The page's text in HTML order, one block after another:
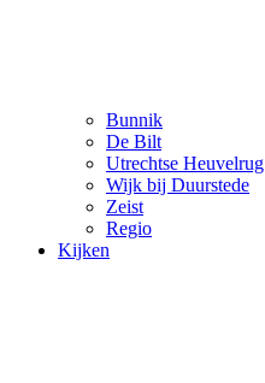
Bunnik
De Bilt
Utrechtse Heuvelrug
Wijk bij Duurstede
Zeist
Regio
Kijken